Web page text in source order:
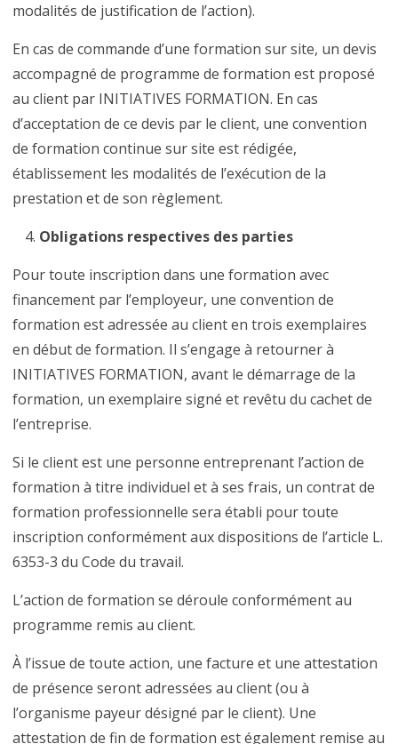
modalités de justification de l’action).
En cas de commande d’une formation sur site, un devis
accompagné de programme de formation est proposé
au client par INITIATIVES FORMATION. En cas
d’acceptation de ce devis par le client, une convention
de formation continue sur site est rédigée,
établissement les modalités de l’exécution de la
prestation et de son règlement.
Obligations respectives des parties
Pour toute inscription dans une formation avec
financement par l’employeur, une convention de
formation est adressée au client en trois exemplaires
en début de formation. Il s’engage à retourner à
INITIATIVES FORMATION, avant le démarrage de la
formation, un exemplaire signé et revêtu du cachet de
l’entreprise.
Si le client est une personne entreprenant l’action de
formation à titre individuel et à ses frais, un contrat de
formation professionnelle sera établi pour toute
inscription conformément aux dispositions de l’article L.
6353-3 du Code du travail.
L’action de formation se déroule conformément au
programme remis au client.
À l’issue de toute action, une facture et une attestation
de présence seront adressées au client (ou à
l’organisme payeur désigné par le client). Une
attestation de fin de formation est également remise au